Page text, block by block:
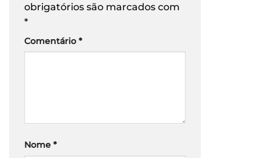
obrigatórios são marcados com
*
Comentário *
Nome *